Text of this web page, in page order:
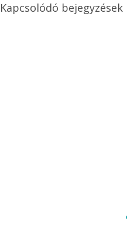
Kapcsolódó bejegyzések